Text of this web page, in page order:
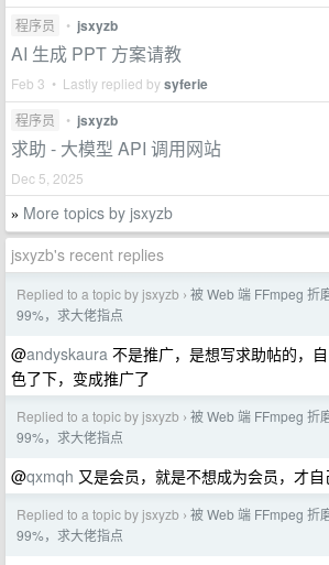
程序员 • jsxyzb
AI 生成 PPT 方案请教
Feb 3 • Lastly replied bysyferie
程序员 • jsxyzb
求助 - 大模型 API 调用网站
Dec 5, 2025
» More topics by jsxyzb
jsxyzb's recent replies
Replied to a topic by jsxyzb › 被 Web 端 FFmpeg 折
99%，求大佬指点
@andyskaura 不是推广，是想写求助帖的，
色了下，变成推广了
Replied to a topic by jsxyzb › 被 Web 端 FFmpeg 折
99%，求大佬指点
@qxmqh 又是会员，就是不想成为会员，才自
Replied to a topic by jsxyzb › 被 Web 端 FFmpeg 折
99%，求大佬指点